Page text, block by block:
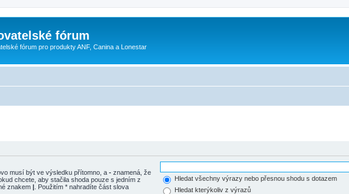
fórum
fórum pro produkty ANF, Canina a Lonestar
musí být ve výsledku přítomno, a - znamená, že
chcete, aby stačila shoda pouze s jedním z
znakem | . Použitím * nahradíte část slova
Hledat všechny výrazy nebo přesnou shodu s dotazem
Hledat kterýkoliv z výrazů